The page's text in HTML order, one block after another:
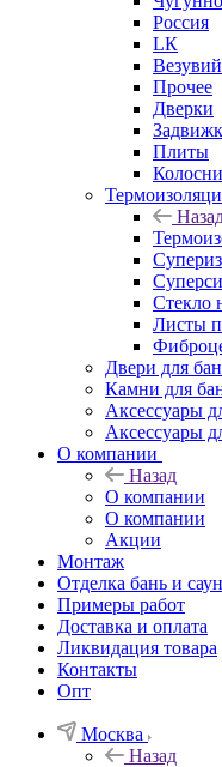
Россия
LК
Везувий
Прочее
Дверки
Плиты
Стекло
Листы
Двери для
Камни для
Аксессуары
Аксессуары
О компании
Назад
О компании
О компании
Акции
Монтаж
Отделка бань и саун
Примеры работ
Доставка и оплата
Ликвидация товара
Контакты
Опт
Москва
Назад